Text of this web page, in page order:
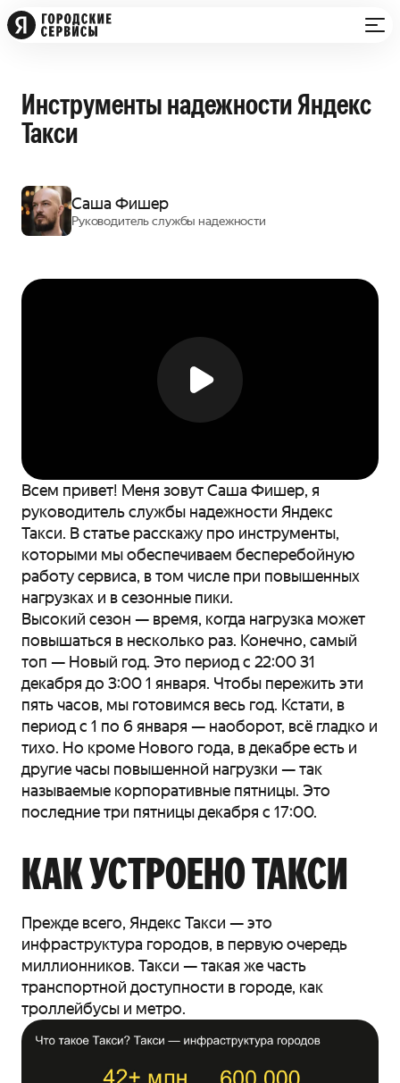
Инструменты надежности Яндекс
Такси
Саша Фишер
Руководитель службы надежности
Всем привет! Меня зовут Саша Фишер, я
руководитель службы надежности Яндекс
Такси. В статье расскажу про инструменты,
которыми мы обеспечиваем бесперебойную
работу сервиса, в том числе при повышенных
нагрузках и в сезонные пики.
Высокий сезон — время, когда нагрузка может
повышаться в несколько раз. Конечно, самый
топ — Новый год. Это период с 22:00 31
декабря до 3:00 1 января. Чтобы пережить эти
пять часов, мы готовимся весь год. Кстати, в
период с 1 по 6 января — наоборот, всё гладко и
тихо. Но кроме Нового года, в декабре есть и
другие часы повышенной нагрузки — так
называемые корпоративные пятницы. Это
последние три пятницы декабря с 17:00.
КАК УСТРОЕНО ТАКСИ
Прежде всего, Яндекс Такси — это
инфраструктура городов, в первую очередь
миллионников. Такси — такая же часть
транспортной доступности в городе, как
троллейбусы и метро.